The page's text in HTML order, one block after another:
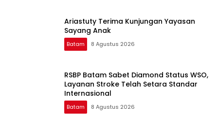
Ariastuty Terima Kunjungan Yayasan
Sayang Anak
Batam 8 Agustus 2026
RSBP Batam Sabet Diamond Status WSO,
Layanan Stroke Telah Setara Standar
Internasional
Batam 8 Agustus 2026